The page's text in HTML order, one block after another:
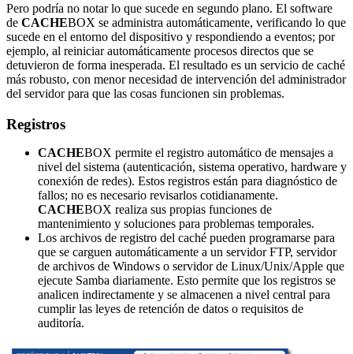
Pero podría no notar lo que sucede en segundo plano. El software
de CACHEBOX se administra automáticamente, verificando lo que
sucede en el entorno del dispositivo y respondiendo a eventos; por
ejemplo, al reiniciar automáticamente procesos directos que se
detuvieron de forma inesperada. El resultado es un servicio de caché
más robusto, con menor necesidad de intervención del administrador
del servidor para que las cosas funcionen sin problemas.
Registros
CACHEBOX permite el registro automático de mensajes a
nivel del sistema (autenticación, sistema operativo, hardware y
conexión de redes). Estos registros están para diagnóstico de
fallos; no es necesario revisarlos cotidianamente.
CACHEBOX realiza sus propias funciones de
mantenimiento y soluciones para problemas temporales.
Los archivos de registro del caché pueden programarse para
que se carguen automáticamente a un servidor FTP, servidor
de archivos de Windows o servidor de Linux/Unix/Apple que
ejecute Samba diariamente. Esto permite que los registros se
analicen indirectamente y se almacenen a nivel central para
cumplir las leyes de retención de datos o requisitos de
auditoría.